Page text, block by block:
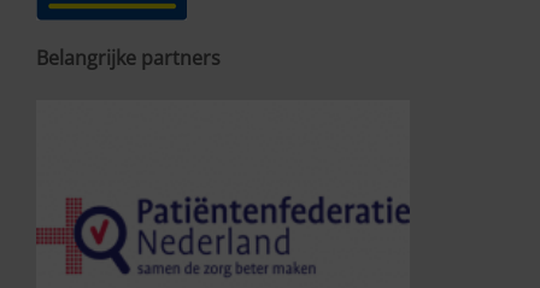
Belangrijke partners